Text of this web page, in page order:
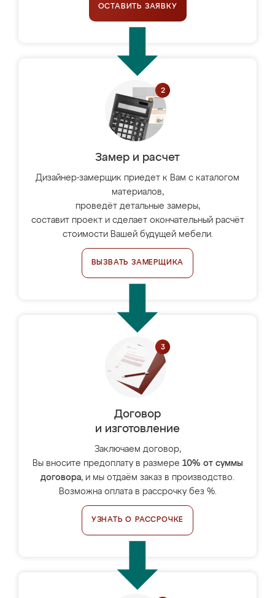
ОСТАВИТЬ ЗАЯВКУ
Замер и расчет
Дизайнер-замерщик приедет к Вам с каталогом
материалов,
проведёт детальные замеры,
составит проект и сделает окончательный расчёт
стоимости Вашей будущей мебели.
ВЫЗВАТЬ ЗАМЕРЩИКА
Договор
и изготовление
Заключаем договор,
Вы вносите предоплату в размере 10% от суммы
договора, и мы отдаём заказ в производство.
Возможна оплата в рассрочку без %.
УЗНАТЬ О РАССРОЧКЕ